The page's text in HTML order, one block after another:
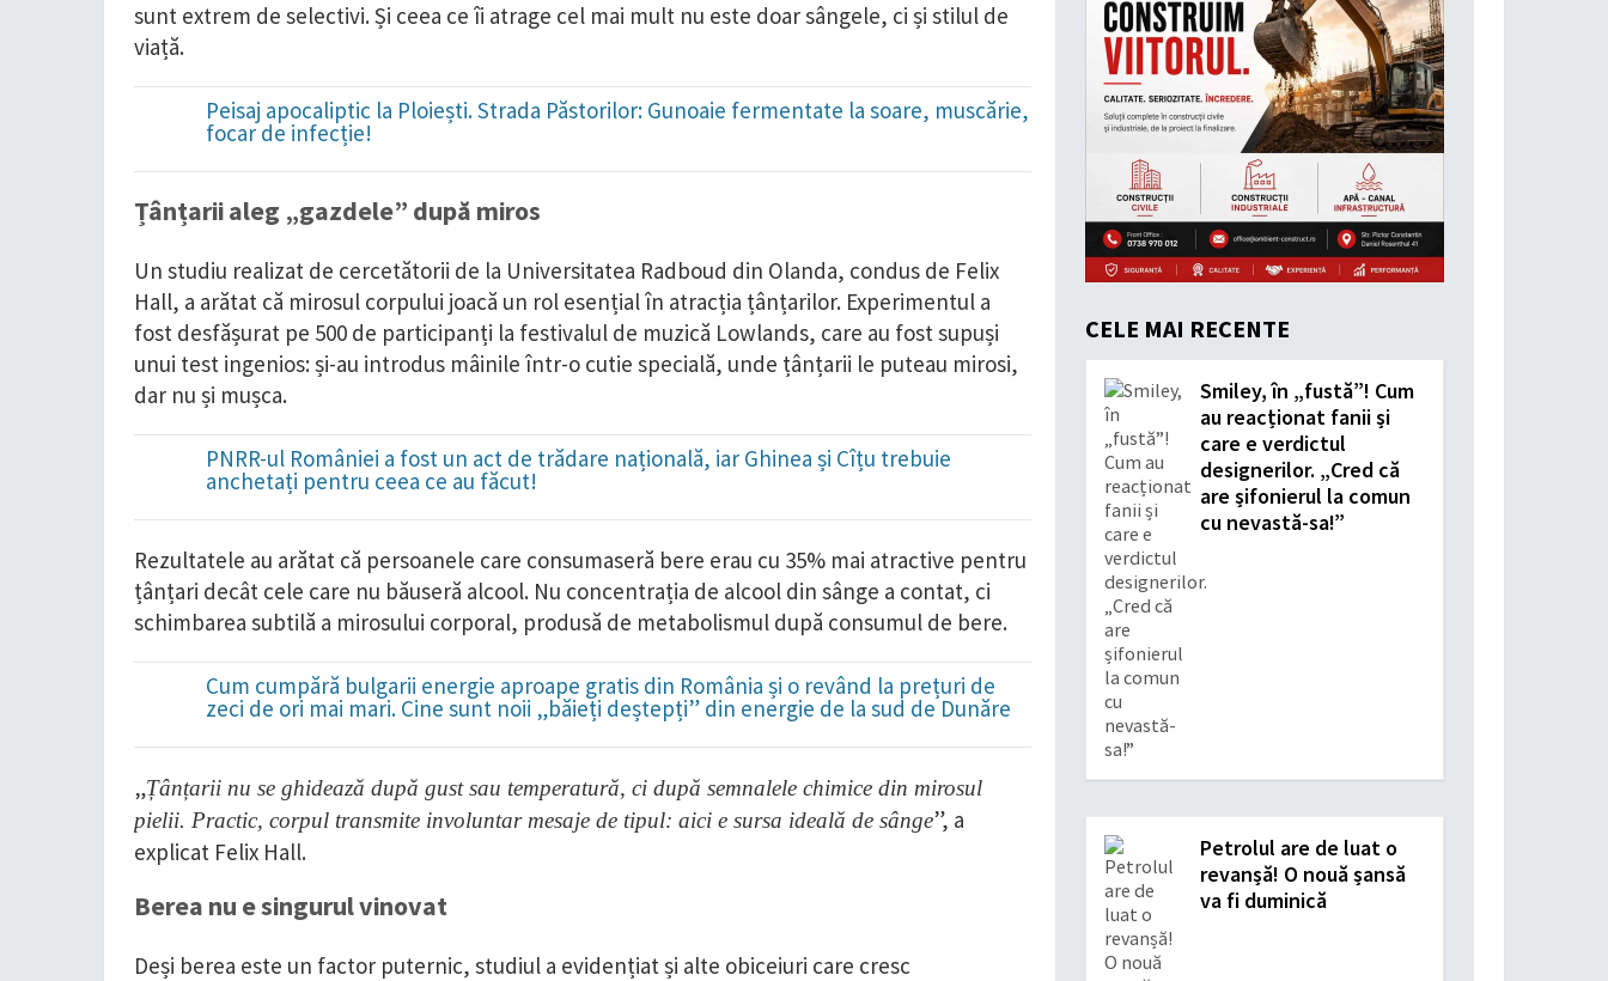
sunt extrem de selectivi. Și ceea ce îi atrage cel mai mult nu este doar sângele, ci și stilul de
viață.
Peisaj apocaliptic la Ploiești. Strada Păstorilor: Gunoaie fermentate la soare, muscărie,
focar de infecție!
Țânțarii aleg „gazdele” după miros
Un studiu realizat de cercetătorii de la Universitatea Radboud din Olanda, condus de Felix
Hall, a arătat că mirosul corpului joacă un rol esențial în atracția țânțarilor. Experimentul a
fost desfășurat pe 500 de participanți la festivalul de muzică Lowlands, care au fost supuși
unui test ingenios: și-au introdus mâinile într-o cutie specială, unde țânțarii le puteau mirosi,
dar nu și mușca.
PNRR-ul României a fost un act de trădare națională, iar Ghinea și Cîțu trebuie
anchetați pentru ceea ce au făcut!
Rezultatele au arătat că persoanele care consumaseră bere erau cu 35% mai atractive pentru
țânțari decât cele care nu băuseră alcool. Nu concentrația de alcool din sânge a contat, ci
schimbarea subtilă a mirosului corporal, produsă de metabolismul după consumul de bere.
Cum cumpără bulgarii energie aproape gratis din România și o revând la prețuri de
zeci de ori mai mari. Cine sunt noii „băieți deștepți” din energie de la sud de Dunăre
„Țânțarii nu se ghidează după gust sau temperatură, ci după semnalele chimice din mirosul
pielii. Practic, corpul transmite involuntar mesaje de tipul: aici e sursa ideală de sânge”, a
explicat Felix Hall.
Berea nu e singurul vinovat
Deși berea este un factor puternic, studiul a evidențiat și alte obiceiuri care cresc
CELE MAI RECENTE
Smiley, în „fustă”! Cum
au reacționat fanii și
care e verdictul
designerilor. „Cred că
are șifonierul la comun
cu nevastă-sa!”
Petrolul are de luat o
revanșă! O nouă șansă
va fi duminică